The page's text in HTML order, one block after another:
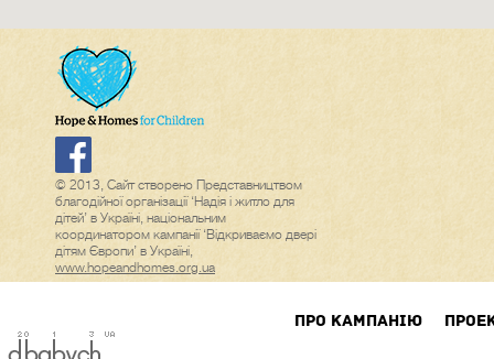
© 2013, Сайт створено Представництвом
благодійної організації ‘Надія і житло для
дітей’ в Україні, національним
координатором кампанії ‘Відкриваємо двері
дітям Європи’ в Україні,
www.hopeandhomes.org.ua
ПРО КАМПАНIЮ